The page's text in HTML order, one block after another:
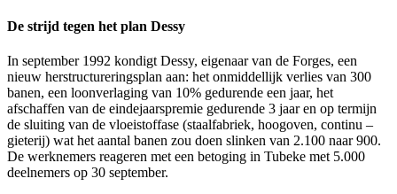
De strijd tegen het plan Dessy
In september 1992 kondigt Dessy, eigenaar van de Forges, een
nieuw herstructureringsplan aan: het onmiddellijk verlies van 300
banen, een loonverlaging van 10% gedurende een jaar, het
afschaffen van de eindejaarspremie gedurende 3 jaar en op termijn
de sluiting van de vloeistoffase (staalfabriek, hoogoven, continu –
gieterij) wat het aantal banen zou doen slinken van 2.100 naar 900.
De werknemers reageren met een betoging in Tubeke met 5.000
deelnemers op 30 september.